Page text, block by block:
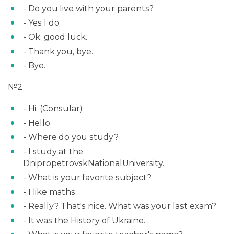
- Do you live with your parents?
- Yes I do.
- Ok, good luck.
- Thank you, bye.
- Bye.
№2
- Hi. (Consular)
- Hello.
- Where do you study?
- I study at the
DnipropetrovskNationalUniversity.
- What is your favorite subject?
- I like maths.
- Really? That's nice. What was your last exam?
- It was the History of Ukraine.